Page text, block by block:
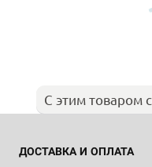
С этим товаром
ДОСТАВКА И ОПЛАТА